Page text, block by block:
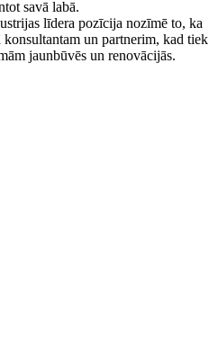
savā labā.
līdera pozīcija nozīmē to, ka
un partnerim, kad tiek
jaunbūvēs un renovācijās.